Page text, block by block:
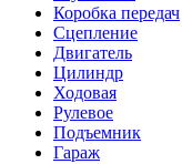
Коробка передач
Сцепление
Двигатель
Цилиндр
Ходовая
Рулевое
Подъемник
Гараж